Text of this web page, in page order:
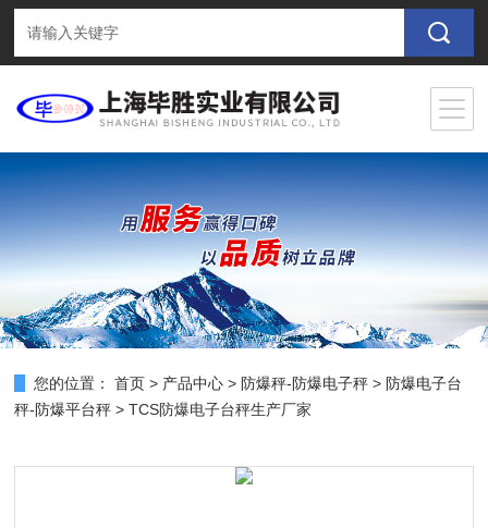
您的位置： 首页 > 产品中心 > 防爆秤-防爆电子秤 > 防爆电子台
秤-防爆平台秤 > TCS防爆电子台秤生产厂家